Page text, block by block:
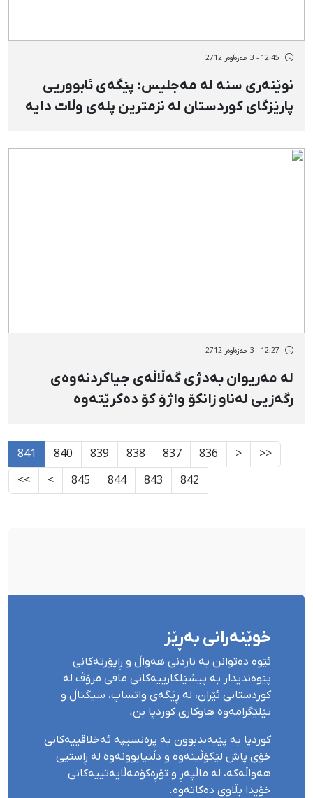
12:45 - 3 خەزەڵوەر 2712
نوێنەری سنە لە مەجلیس: پێگەی ئابووریی
پارێزگای كوردستان لە نزمترین پلەی وڵات دایە
12:27 - 3 خەزەڵوەر 2712
لە مەریوان بەدژی گەڵاڵەی جیاكردنەوەی
رگەزیی لەناو زانكۆ واژۆ كۆ دەكرێتەوە
<<
<
836
837
838
839
840
841
842
843
844
845
>
>>
خوێنەرانی بەڕێز
ئێوە دەتوانن بە ناردنی هەواڵ و ڕاپۆرتەکانی
پێوەندیدار بە پیشێلکارییەکانی مافی مرۆڤ لە
کوردستانی ئێران، لە ڕێگەی واتساپ، سیگناڵ و
تێلێگرامەوە هاوکاری کوردپا بن.
کوردپا بە پێبەندبوون بە پرەنسیپە ئەخلاقییەکانی
خۆی پاش لێکۆڵینەوە و دڵنیابوونەوە لە ڕاستیی
هەواڵەکە، لە ماڵپەڕ و تۆڕەکۆمەڵایەتییەکانی
خۆیدا بڵاوی دەکاتەوە.